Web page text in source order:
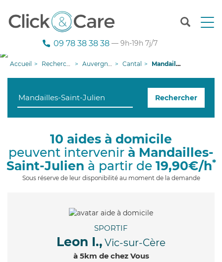
T
n
g
i
n
09 78 38 38 38 — 9h-19h 7j/7
Accueil Recherche aide à domicile Auvergne-Rhône-Alpes Cantal Mandailles-Saint-Julien
Rechercher
10 aides à domicile
peuvent intervenir à Mandailles-
Saint-Julien à partir de 19,90€/h*
Sous réserve de leur disponibilité au moment de la demande
SPORTIF
Leon I., Vic-sur-Cère
à 5km de chez Vous